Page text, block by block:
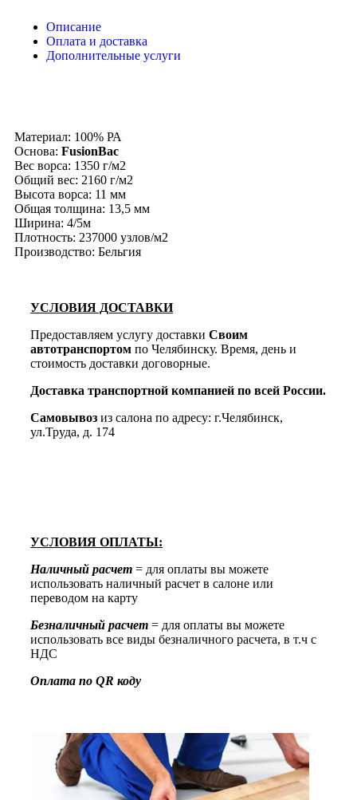
Описание
Оплата и доставка
Дополнительные услуги
Материал: 100% РА
Основа: FusionBac
Вес ворса: 1350 г/м2
Общий вес: 2160 г/м2
Высота ворса: 11 мм
Общая толщина: 13,5 мм
Ширина: 4/5м
Плотность: 237000 узлов/м2
Производство: Бельгия
УСЛОВИЯ ОПЛАТЫ:
Наличный расчет = для оплаты вы можете
использовать наличный расчет в салоне или
переводом на карту
Безналичный расчет = для оплаты вы можете
использовать все виды безналичного расчета, в т.ч с
НДС
Оплата по QR коду
УСЛОВИЯ ДОСТАВКИ
Предоставляем услугу доставки Своим
автотранспортом по Челябинску. Время, день и
стоимость доставки договорные.
Доставка транспортной компанией по всей России.
Самовывоз из салона по адресу: г.Челябинск,
ул.Труда, д. 174